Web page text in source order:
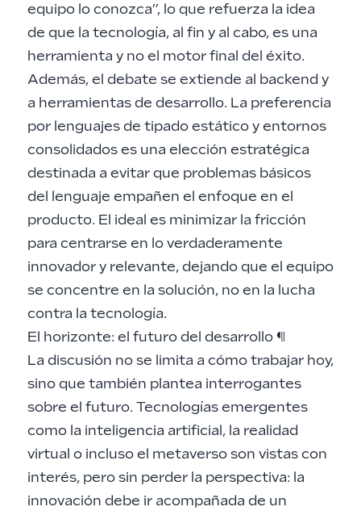
equipo lo conozca”, lo que refuerza la idea
de que la tecnología, al fin y al cabo, es una
herramienta y no el motor final del éxito.
Además, el debate se extiende al backend y
a herramientas de desarrollo. La preferencia
por lenguajes de tipado estático y entornos
consolidados es una elección estratégica
destinada a evitar que problemas básicos
del lenguaje empañen el enfoque en el
producto. El ideal es minimizar la fricción
para centrarse en lo verdaderamente
innovador y relevante, dejando que el equipo
se concentre en la solución, no en la lucha
contra la tecnología.
El horizonte: el futuro del desarrollo ¶
La discusión no se limita a cómo trabajar hoy,
sino que también plantea interrogantes
sobre el futuro. Tecnologías emergentes
como la inteligencia artificial, la realidad
virtual o incluso el metaverso son vistas con
interés, pero sin perder la perspectiva: la
innovación debe ir acompañada de un